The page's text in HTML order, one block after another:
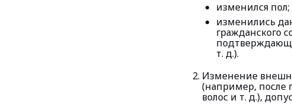
изменился пол;
изменились
гражданского
т. д.).
Изменение
(например, после
волос и т. д.),